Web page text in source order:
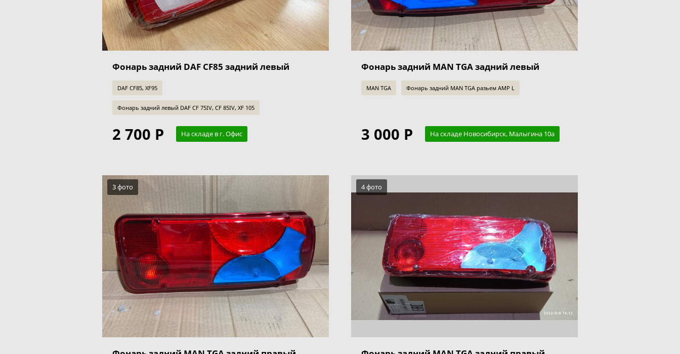
Фонарь задний DAF CF85 задний левый
DAF CF85, XF95
Фонарь задний левый DAF CF 75IV, CF 85IV, XF 105
2 700 Р На складе в г. Офис
Фонарь задний MAN TGA задний левый
MAN TGA Фонарь задний MAN TGA разьем AMP L
3 000 Р На складе Новосибирск, Малыгина 10а
3 фото 4 фото